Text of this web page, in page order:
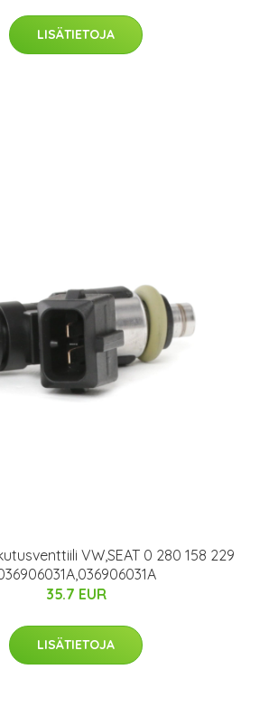
LISÄTIETOJA
VW,SEAT 0 280 158 229
35.7 EUR
LISÄTIETOJA